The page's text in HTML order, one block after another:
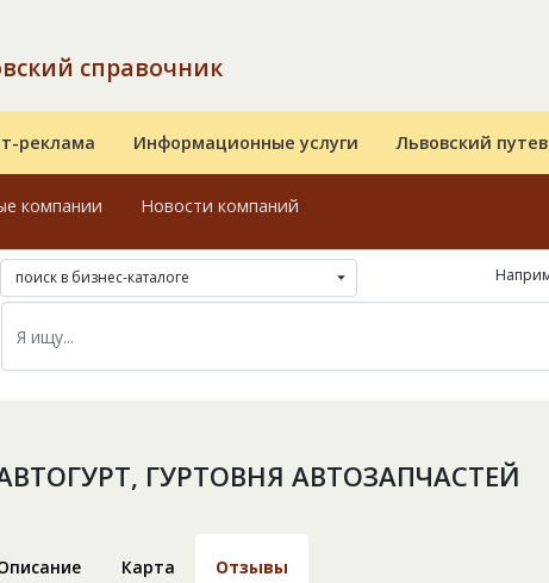
справочник
реклама Информационные услуги Львовский
компании Новости компаний
поиск в бизнес-каталоге
ГУРТОВНЯ АВТОЗАПЧАСТЕЙ
Карта Отзывы